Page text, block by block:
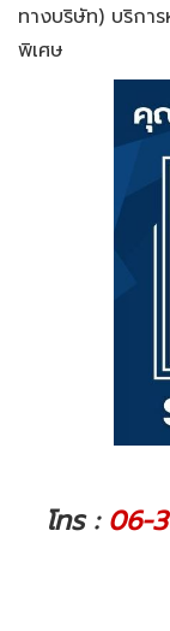
ทางบริษัท) บริการ
พิเศษ
โทร : 06-